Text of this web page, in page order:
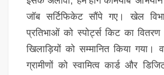
जॉब सर्टिफिकेट सौंपे गए। खेल
प्रतिभाओं को स्पोर्ट्स किट का
खिलाड़ियों को सम्मानित किया गया।
ग्रामीणों को स्वामित्व कार्ड और